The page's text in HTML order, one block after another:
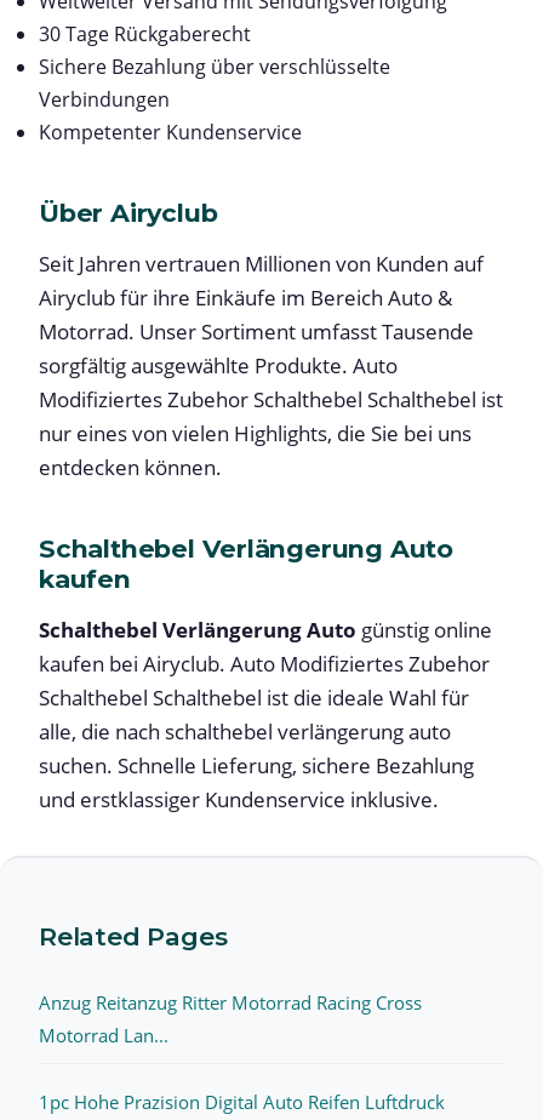
30 Tage Rückgaberecht
Sichere Bezahlung über verschlüsselte
Verbindungen
Kompetenter Kundenservice
Über Airyclub
Seit Jahren vertrauen Millionen von Kunden auf
Airyclub für ihre Einkäufe im Bereich Auto &
Motorrad. Unser Sortiment umfasst Tausende
sorgfältig ausgewählte Produkte. Auto
Modifiziertes Zubehor Schalthebel Schalthebel ist
nur eines von vielen Highlights, die Sie bei uns
entdecken können.
Schalthebel Verlängerung Auto
kaufen
Schalthebel Verlängerung Auto günstig online
kaufen bei Airyclub. Auto Modifiziertes Zubehor
Schalthebel Schalthebel ist die ideale Wahl für
alle, die nach schalthebel verlängerung auto
suchen. Schnelle Lieferung, sichere Bezahlung
und erstklassiger Kundenservice inklusive.
Related Pages
Anzug Reitanzug Ritter Motorrad Racing Cross
Motorrad Lan...
1pc Hohe Prazision Digital Auto Reifen Luftdruck